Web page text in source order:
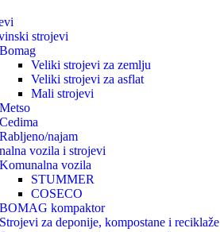
strojevi
Bomag
Veliki strojevi za zemlju
Veliki strojevi za asflat
Mali strojevi
Metso
Cedima
Rabljeno/najam
vozila i strojevi
Komunalna vozila
STUMMER
COSECO
BOMAG kompaktor
Strojevi za deponije, kompostane i reciklaže